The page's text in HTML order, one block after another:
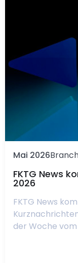
Mai 2026
FKTG News
2026
FKTG News
der Woche vom